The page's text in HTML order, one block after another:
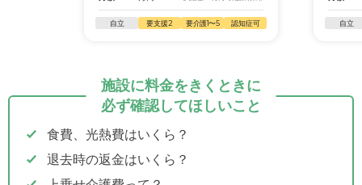
自立 要支援2 要介護1〜5 認知症可 自立
施設に料金をきくときに
必ず確認してほしいこと
食費、光熱費はいくら？
退去時の返金はいくら？